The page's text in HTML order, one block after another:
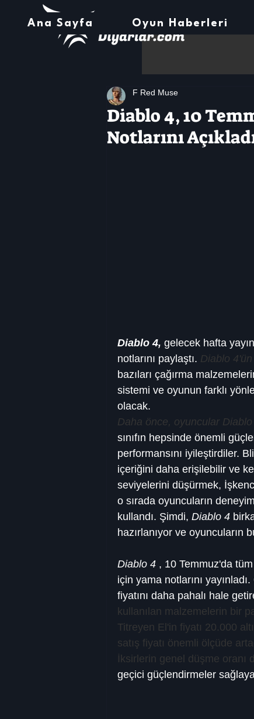
Ana Sayfa Oyun Haberleri
Diablo 4, 10
Notlarını
F Red Muse
Diablo 4, gelecek hafta
notlarını paylaştı. Diablo 4'ün
bazıları çağırma
sistemi ve oyunun farklı
olacak.
Daha önce, oyuncular Diablo
sınıfın hepsinde önemli
performansını iyileştirdiler.
içeriğini daha erişilebilir ve
seviyelerini düşürmek,
o sırada oyuncuların
kullandı. Şimdi, Diablo 4
hazırlanıyor ve
Diablo 4 , 10 Temmuz'da
için yama notlarını
fiyatını daha pahalı hale
kullanılan malzemelerin bir
Titreyen El'in fiyatı 20.000
satış fiyatı önemli ölçüde
İksirlerin genel düşme oranı
geçici güçlendirmeler